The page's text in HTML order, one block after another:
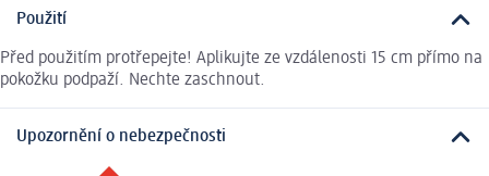
Použití
Před použitím protřepejte! Aplikujte ze vzdálenosti 15 cm přímo na
pokožku podpaží. Nechte zaschnout.
Upozornění o nebezpečnosti